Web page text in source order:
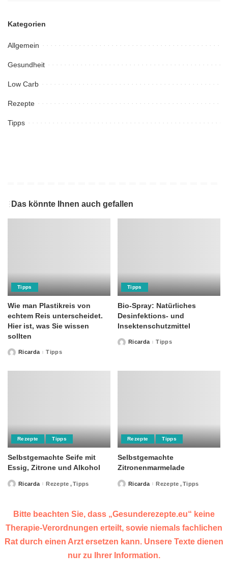
Kategorien
Allgemein
Gesundheit
Low Carb
Rezepte
Tipps
Das könnte Ihnen auch gefallen
Tipps
Wie man Plastikreis von
echtem Reis unterscheidet.
Hier ist, was Sie wissen
sollten
PostedRicarda Tipps
Tipps
Bio-Spray: Natürliches
Desinfektions- und
Insektenschutzmittel
PostedRicarda Tipps
Rezepte Tipps
Selbstgemachte Seife mit
Essig, Zitrone und Alkohol
PostedRicarda Rezepte Tipps
Rezepte Tipps
Selbstgemachte
Zitronenmarmelade
PostedRicarda Rezepte Tipps
Bitte beachten Sie, dass „Gesunderezepte.eu“ keine
Therapie-Verordnungen erteilt, sowie niemals fachlichen
Rat durch einen Arzt ersetzen kann. Unsere Texte dienen
nur zu Ihrer Information.